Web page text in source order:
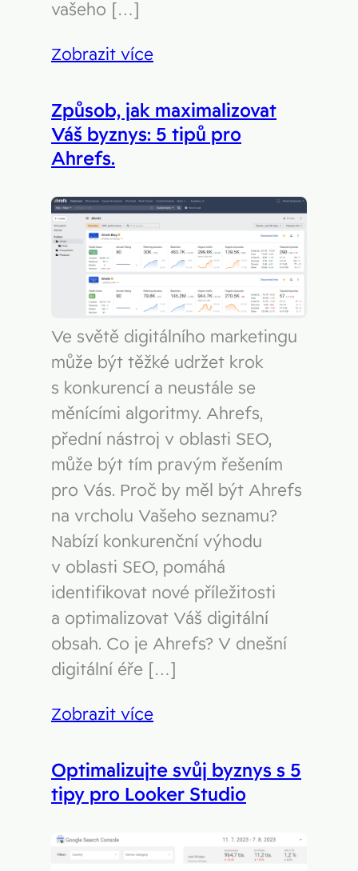
vašeho […]
Zobrazit více
Způsob, jak maximalizovat
Váš byznys: 5 tipů pro
Ahrefs.
Ve světě digitálního marketingu
může být těžké udržet krok
s konkurencí a neustále se
měnícími algoritmy. Ahrefs,
přední nástroj v oblasti SEO,
může být tím pravým řešením
pro Vás. Proč by měl být Ahrefs
na vrcholu Vašeho seznamu?
Nabízí konkurenční výhodu
v oblasti SEO, pomáhá
identifikovat nové příležitosti
a optimalizovat Váš digitální
obsah. Co je Ahrefs? V dnešní
digitální éře […]
Zobrazit více
Optimalizujte svůj byznys s 5
tipy pro Looker Studio